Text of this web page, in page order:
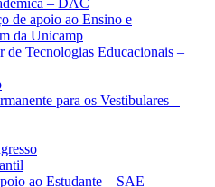
– DAC
de apoio ao Ensino e
da Unicamp
de Tecnologias Educacionais –
para os Vestibulares –
ao Estudante – SAE